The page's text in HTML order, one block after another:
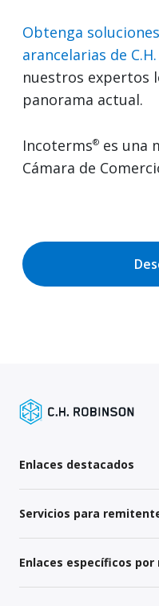
Obtenga
arancelarias de
nuestros expertos
panorama actual.
Incoterms® es una
Cámara de
Enlaces destacados
Servicios para
Enlaces específicos por